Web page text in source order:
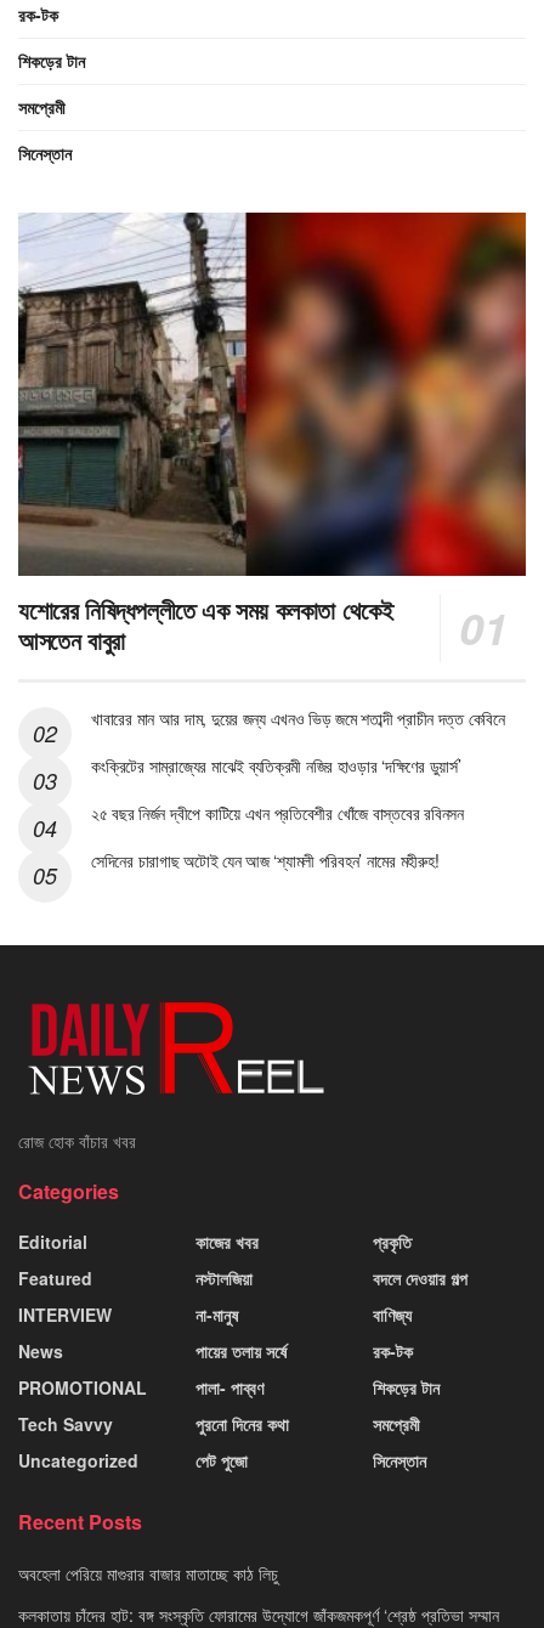
রক-টক
শিকড়ের টান
সমপ্রেমী
সিনেস্তান
যশোরের নিষিদ্ধপল্লীতে এক সময় কলকাতা থেকেই
আসতেন বাবুরা
খাবারের মান আর দাম, দুয়ের জন্য এখনও ভিড় জমে শতাব্দী প্রাচীন দত্ত কেবিনে
কংক্রিটের সাম্রাজ্যের মাঝেই ব্যতিক্রমী নজির হাওড়ার ‘দক্ষিণের ডুয়ার্স’
২৫ বছর নির্জন দ্বীপে কাটিয়ে এখন প্রতিবেশীর খোঁজে বাস্তবের রবিনসন
সেদিনের চারাগাছ অটোই যেন আজ ‘শ্যামলী পরিবহন’ নামের মহীরুহ!
রোজ হোক বাঁচার খবর
Categories
Editorial
Featured
INTERVIEW
News
PROMOTIONAL
Tech Savvy
Uncategorized
কাজের খবর
নস্টালজিয়া
না-মানুষ
পায়ের তলায় সর্ষে
পালা- পাব্বণ
পুরনো দিনের কথা
পেট পুজো
প্রকৃতি
বদলে দেওয়ার গল্প
বাণিজ্য
রক-টক
শিকড়ের টান
সমপ্রেমী
সিনেস্তান
Recent Posts
অবহেলা পেরিয়ে মাগুরার বাজার মাতাচ্ছে কাঠ লিচু
কলকাতায় চাঁদের হাট: বঙ্গ সংস্কৃতি ফোরামের উদ্যোগে জাঁকজমকপূর্ণ ‘শ্রেষ্ঠ প্রতিভা সম্মান